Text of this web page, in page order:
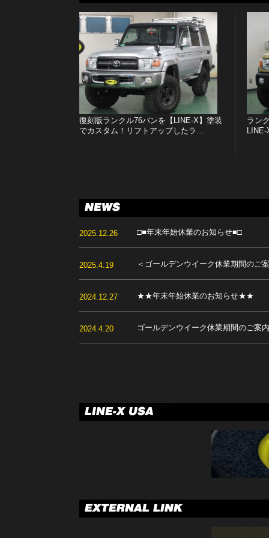
復刻版ランクル76バンを【LINE-X】塗装
でカスタム！リフトアップしたラ…
ラン
2025.12.26 □■年末年始休業のお知らせ■□
2025.4.19 ＜ゴールデンウイーク休業期間のご
2024.12.27 ★★年末年始休業のお知らせ★★
2024.4.20 ゴールデンウイーク休業期間のご案内